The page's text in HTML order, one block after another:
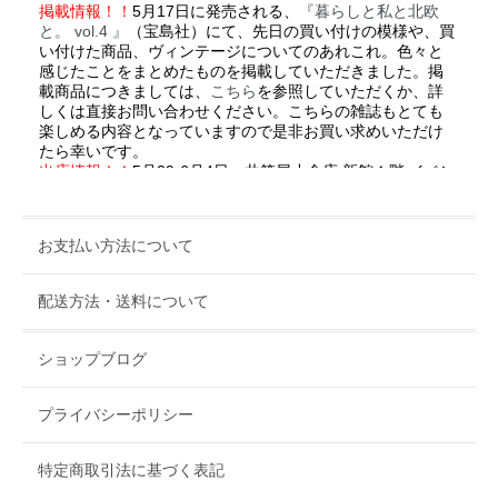
掲載情報！！5月17日に発売される、
『暮らしと私と北欧
と。 vol.4 』
（宝島社）にて、先日の買い付けの模様や、買
い付けた商品、ヴィンテージについてのあれこれ。色々と
感じたことをまとめたものを掲載していただきました。掲
載商品につきましては、
こちらを参照していただくか、詳
しくは直接お問い合わせください。こちらの雑誌もとても
楽しめる内容となっていますので是非お買い求めいただけ
たら幸いです。
出店情報！！ 5月29-6月4日、井筒屋小倉店 新館１階 イベン
お支払い方法について
配送方法・送料について
ショップブログ
プライバシーポリシー
特定商取引法に基づく表記